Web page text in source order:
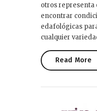
otros representa
encontrar
edafológicas
cualquier
Read More